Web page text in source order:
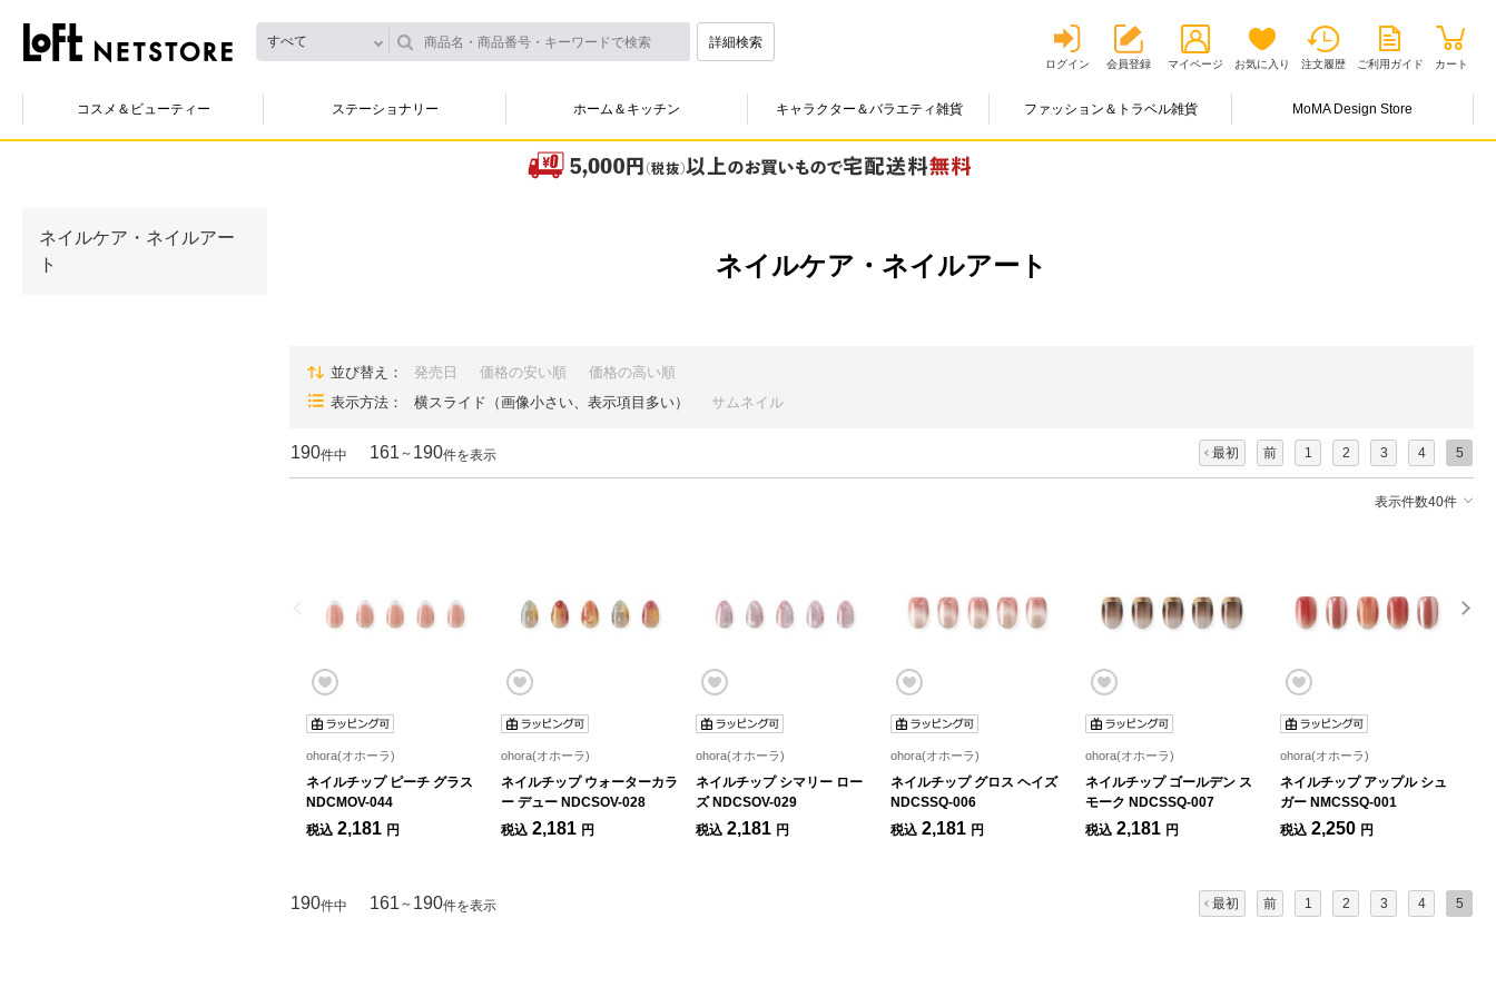
すべて 詳細検索
ログイン 会員登録 マイページ お気に入り 注文履歴 ご利用ガイド カート
コスメ＆ビューティー ステーショナリー ホーム＆キッチン キャラクター＆バラエティ雑貨 ファッション＆トラベル雑貨 MoMA Design Store
ネイルケア・ネイルアー
ト
ネイルケア・ネイルアート
並び替え 発売日 価格の安い順
価格の高い順
表示方法
横スライド（画像小さい、表示項目多い） サムネイル
190件中 161 ～ 190件を表示 最初 前 1 2 3 4 5
表示件数40件
ohora(オホーラ)
ネイルチップ ピーチ グラス
NDCMOV-044
税込 2,181 円
ohora(オホーラ)
ネイルチップ ウォーターカラ
ー デュー NDCSOV-028
税込 2,181 円
ohora(オホーラ)
ネイルチップ シマリー ロー
ズ NDCSOV-029
税込 2,181 円
ohora(オホーラ)
ネイルチップ グロス ヘイズ
NDCSSQ-006
税込 2,181 円
ohora(オホーラ)
ネイルチップ ゴールデン ス
モーク NDCSSQ-007
税込 2,181 円
ohora(オホーラ)
ネイルチップ アップル シュ
ガー NMCSSQ-001
税込 2,250 円
190件中 161 ～ 190件を表示 最初 前 1 2 3 4 5